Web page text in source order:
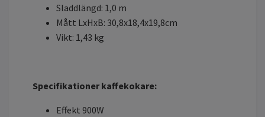
Sladdlängd: 1,0 m
Mått LxHxB: 30,8x18,4x19,8cm
Vikt: 1,43 kg
Specifikationer kaffekokare:
Effekt 900W